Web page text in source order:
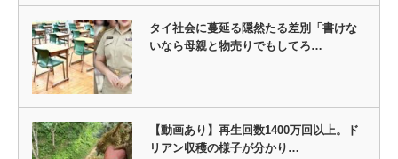
タイ社会に蔓延る隠然たる差別「書けな
いなら母親と物売りでもしてろ…
【動画あり】再生回数1400万回以上。ド
リアン収穫の様子が分かり…